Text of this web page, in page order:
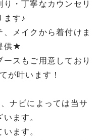
・丁寧なカウンセリ
ます♪
メイクから着付けま
供★
スもご用意しており
が叶います！
ナビによっては当サ
ます。
ます。